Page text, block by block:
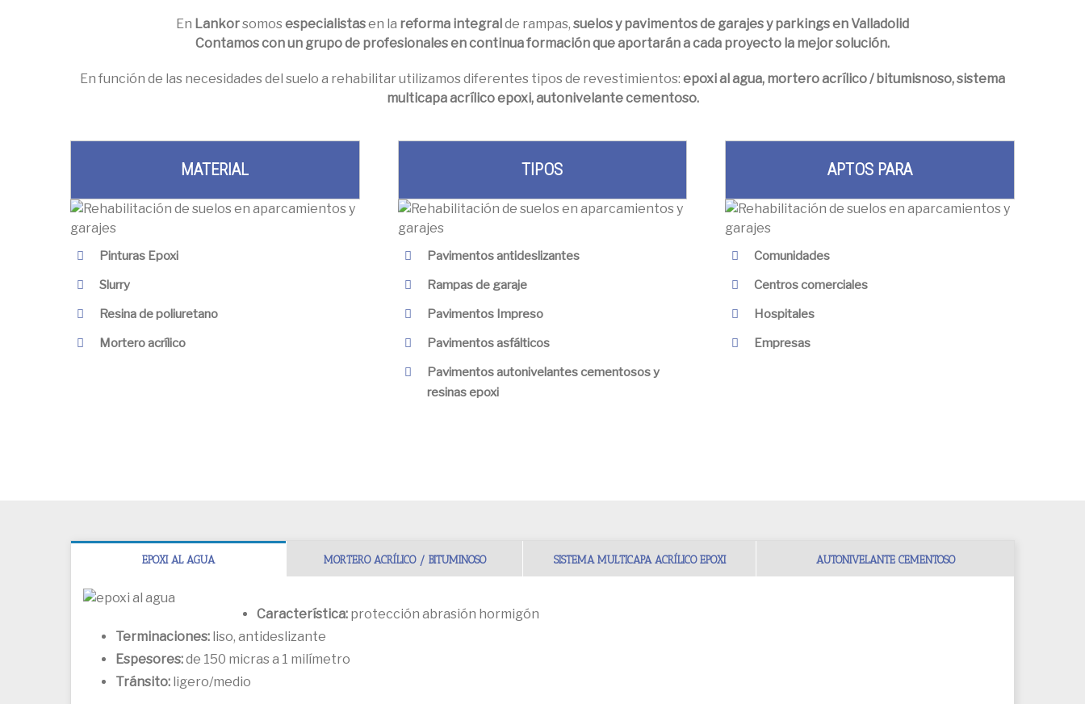
En Lankorsomos especialistasen la reforma integralde rampas, suelos y pavimentos de garajes y parkings en Valladolid
Contamos con un grupo de profesionales en continua formación que aportarán a cada proyecto la mejor solución.
En función de las necesidades del suelo a rehabilitar utilizamos diferentes tipos de revestimientos: epoxi al agua, mortero acrílico / bitumisnoso, sistema
multicapa acrílico epoxi, autonivelante cementoso.
MATERIAL
Pinturas Epoxi
Slurry
Resina de poliuretano
Mortero acrílico
TIPOS
Pavimentos antideslizantes
Rampas de garaje
Pavimentos Impreso
Pavimentos asfálticos
Pavimentos autonivelantes cementosos y
resinas epoxi
APTOS PARA
Comunidades
Centros comerciales
Hospitales
Empresas
EPOXI AL AGUA MORTERO ACRÍLICO / BITUMINOSO SISTEMA MULTICAPA ACRÍLICO EPOXI AUTONIVELANTE CEMENTOSO
Característica: protección abrasión hormigón
Terminaciones: liso, antideslizante
Espesores:de 150 micras a 1 milímetro
Tránsito: ligero/medio